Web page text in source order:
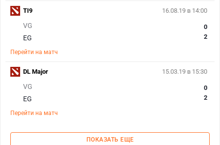
16.08.19 в 14:00
VG
EG
0
2
Перейти на матч
TI9
15.03.19 в 15:30
VG
EG
0
2
Перейти на матч
DL Major
ПОКАЗАТЬ ЕЩЕ